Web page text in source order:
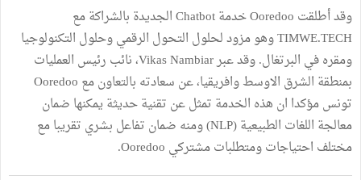
وقد أطلقت Ooredoo خدمة Chatbot الجديدة بالشراكة مع
TIMWE.TECH وهو مزود لحلول التحول الرقمي وحلول التكنولوجيا
ومقره في البرتغال. وقد عبر Vikas Nambiar، نائب رئيس العمليات
بمنطقة الشرق الاوسط وافريقيا، عن سعادته بالتعاون مع Ooredoo
تونس مؤكدا ان هذه الخدمة تمثل عن تقنية حديثة يمكنها ضمان
معالجة اللغات الطبيعية (NLP) ومنه ضمان تفاعل بشري تقريبا مع
مختلف احتياجات ومتطلبات مشتركي Ooredoo.